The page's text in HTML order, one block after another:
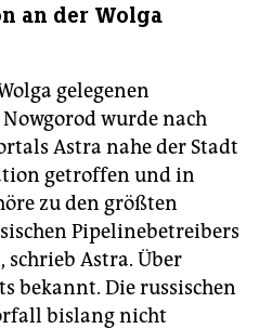
an der Wolga
gelegenen
wurde nach
Astra nahe der Stadt
getroffen und in
zu den größten
Pipelinebetreibers
schrieb Astra. Über
bekannt. Die russischen
bislang nicht